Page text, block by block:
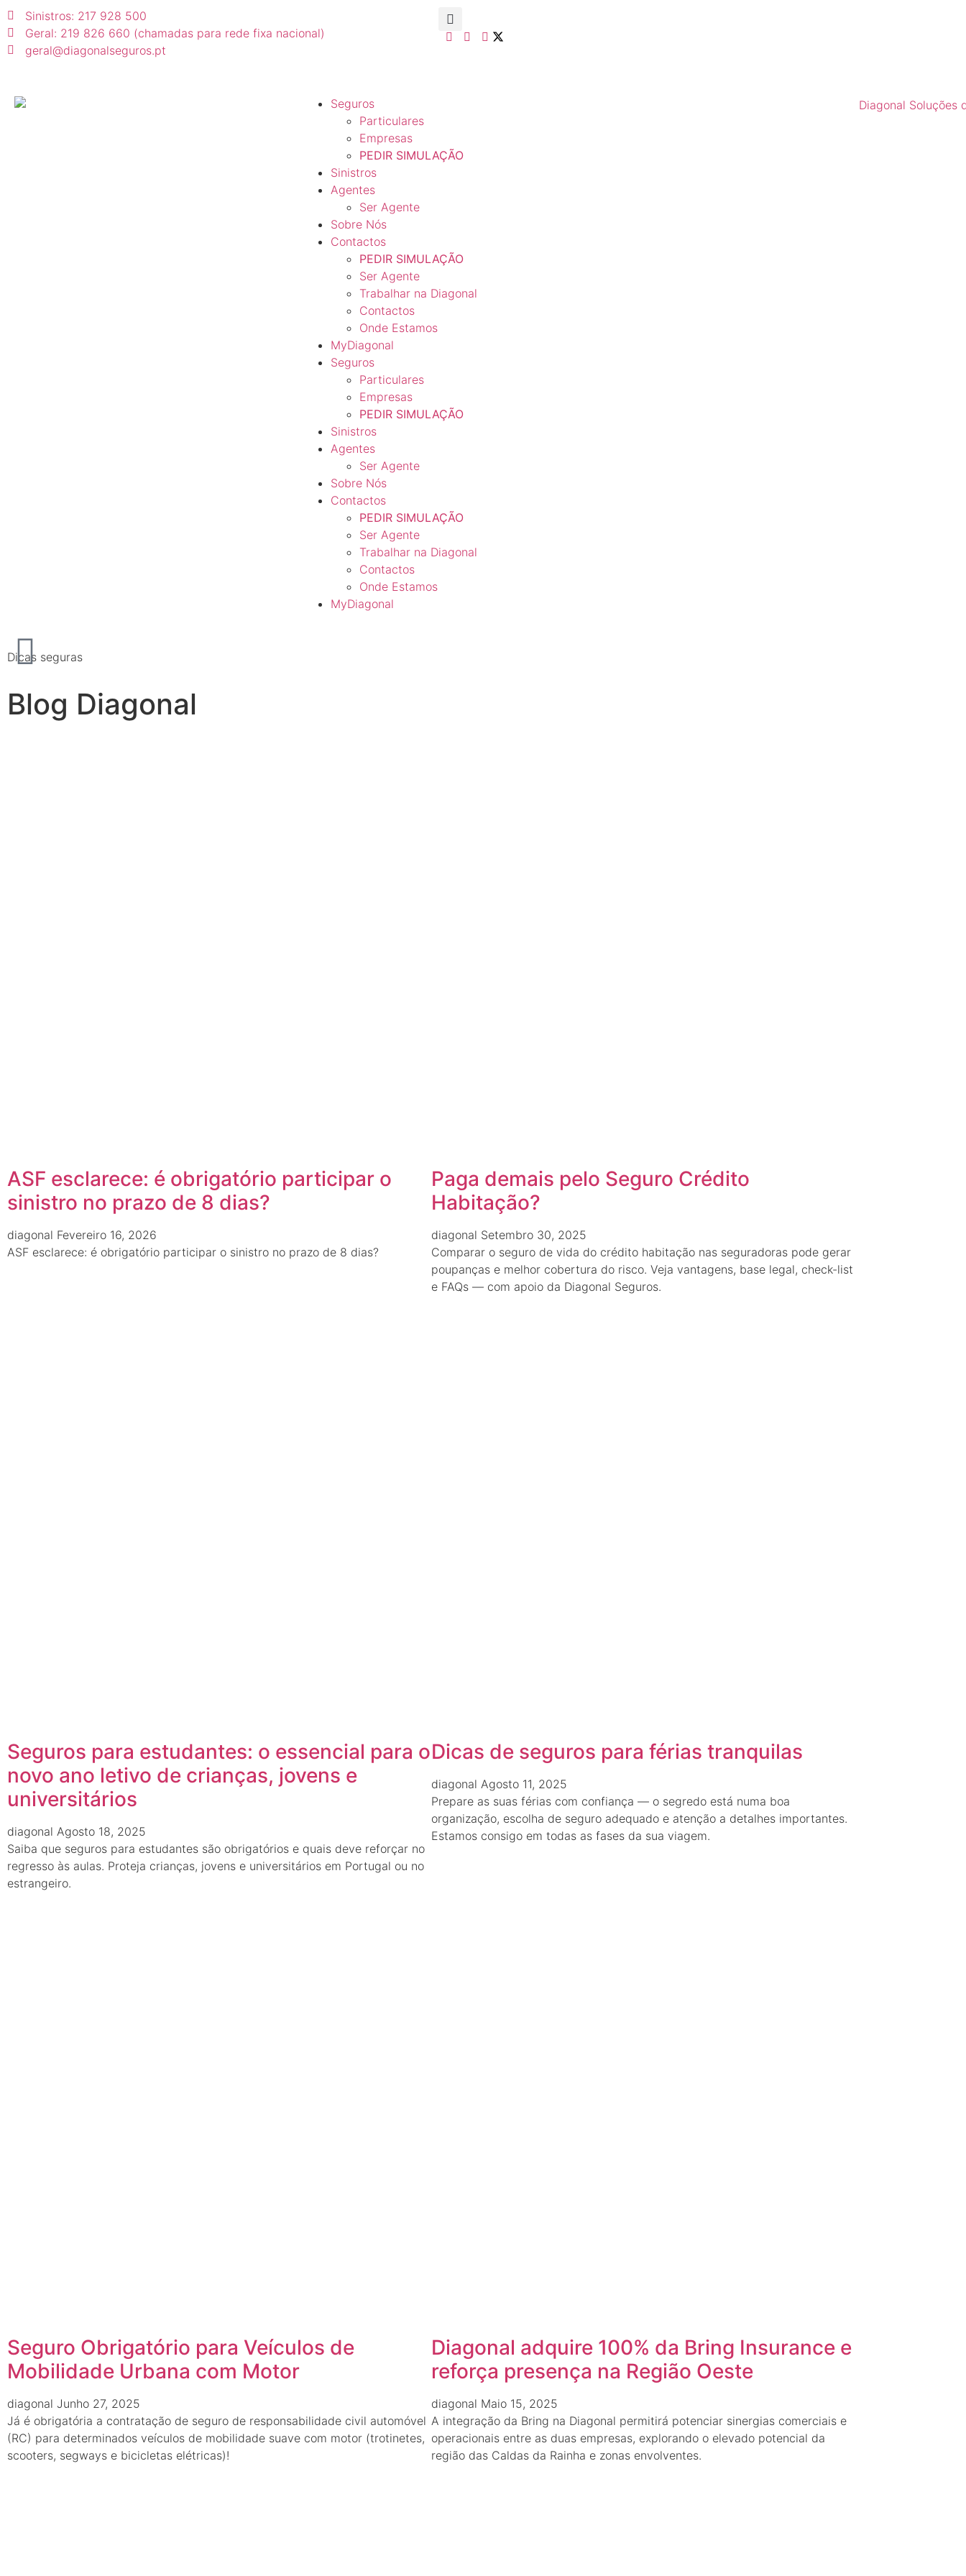
Sinistros: 217 928 500
Geral: 219 826 660 (chamadas para rede fixa nacional)
geral@diagonalseguros.pt
Seguros
Particulares
Empresas
PEDIR SIMULAÇÃO
Sinistros
Agentes
Ser Agente
Sobre Nós
Contactos
PEDIR SIMULAÇÃO
Ser Agente
Trabalhar na Diagonal
Contactos
Onde Estamos
MyDiagonal
Seguros
Particulares
Empresas
PEDIR SIMULAÇÃO
Sinistros
Agentes
Ser Agente
Sobre Nós
Contactos
PEDIR SIMULAÇÃO
Ser Agente
Trabalhar na Diagonal
Contactos
Onde Estamos
MyDiagonal
Dicas seguras
Blog Diagonal
ASF esclarece: é obrigatório participar o
sinistro no prazo de 8 dias?
diagonal Fevereiro 16, 2026
ASF esclarece: é obrigatório participar o sinistro no prazo de 8 dias?
Paga demais pelo Seguro Crédito
Habitação?
diagonal Setembro 30, 2025
Comparar o seguro de vida do crédito habitação nas seguradoras pode gerar
poupanças e melhor cobertura do risco. Veja vantagens, base legal, check-list
e FAQs — com apoio da Diagonal Seguros.
Seguros para estudantes: o essencial para o
novo ano letivo de crianças, jovens e
universitários
diagonal Agosto 18, 2025
Saiba que seguros para estudantes são obrigatórios e quais deve reforçar no
regresso às aulas. Proteja crianças, jovens e universitários em Portugal ou no
estrangeiro.
Dicas de seguros para férias tranquilas
diagonal Agosto 11, 2025
Prepare as suas férias com confiança — o segredo está numa boa
organização, escolha de seguro adequado e atenção a detalhes importantes.
Estamos consigo em todas as fases da sua viagem.
Seguro Obrigatório para Veículos de
Mobilidade Urbana com Motor
diagonal Junho 27, 2025
Já é obrigatória a contratação de seguro de responsabilidade civil automóvel
(RC) para determinados veículos de mobilidade suave com motor (trotinetes,
scooters, segways e bicicletas elétricas)!
Diagonal adquire 100% da Bring Insurance e
reforça presença na Região Oeste
diagonal Maio 15, 2025
A integração da Bring na Diagonal permitirá potenciar sinergias comerciais e
operacionais entre as duas empresas, explorando o elevado potencial da
região das Caldas da Rainha e zonas envolventes.